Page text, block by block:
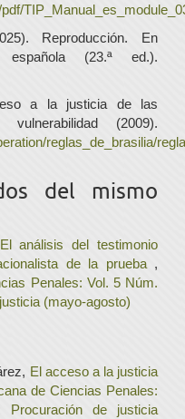
Reproducción. En
(23.ª ed.).
a la justicia de las
(2009).
reglas_de_brasilia/
del mismo
El análisis del testimonio
de la prueba ,
Penales: Vol. 5 Núm.
(mayo-agosto)
El acceso a la justicia
de Ciencias Penales:
de justicia